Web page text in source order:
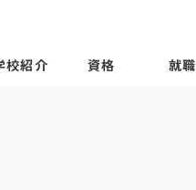
校紹介 資格 就職